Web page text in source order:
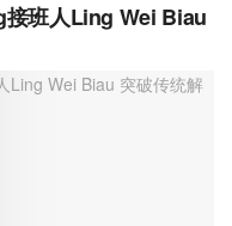
班人Ling Wei Biau